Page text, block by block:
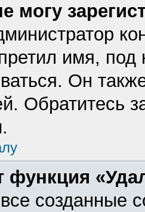
могу
имя,
Он
Обратитесь
функция
созданные